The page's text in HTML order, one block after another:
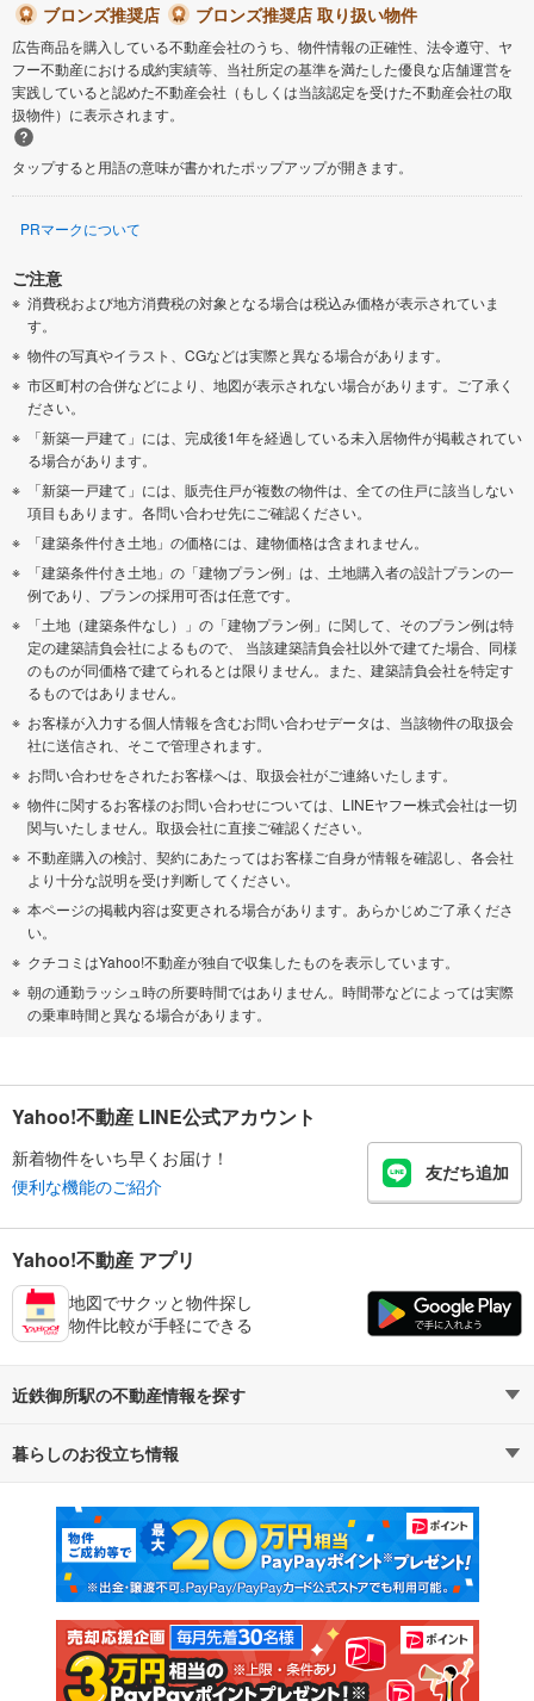
ブロンズ推奨店
ブロンズ推奨店 取り扱い物件
広告商品を購入している不動産会社のうち、物件情報の正確性、法令遵守、ヤ
フー不動産における成約実績等、当社所定の基準を満たした優良な店舗運営を
実践していると認めた不動産会社（もしくは当該認定を受けた不動産会社の取
扱物件）に表示されます。
タップすると用語の意味が書かれたポップアップが開きます。
PRマークについて
ご注意
消費税および地方消費税の対象となる場合は税込み価格が表示されていま
す。
物件の写真やイラスト、CGなどは実際と異なる場合があります。
市区町村の合併などにより、地図が表示されない場合があります。ご了承く
ださい。
「新築一戸建て」には、完成後1年を経過している未入居物件が掲載されてい
る場合があります。
「新築一戸建て」には、販売住戸が複数の物件は、全ての住戸に該当しない
項目もあります。各問い合わせ先にご確認ください。
「建築条件付き土地」の価格には、建物価格は含まれません。
「建築条件付き土地」の「建物プラン例」は、土地購入者の設計プランの一
例であり、プランの採用可否は任意です。
「土地（建築条件なし）」の「建物プラン例」に関して、そのプラン例は特
定の建築請負会社によるもので、 当該建築請負会社以外で建てた場合、同様
のものが同価格で建てられるとは限りません。また、建築請負会社を特定す
るものではありません。
お客様が入力する個人情報を含むお問い合わせデータは、当該物件の取扱会
社に送信され、そこで管理されます。
お問い合わせをされたお客様へは、取扱会社がご連絡いたします。
物件に関するお客様のお問い合わせについては、LINEヤフー株式会社は一切
関与いたしません。取扱会社に直接ご確認ください。
不動産購入の検討、契約にあたってはお客様ご自身が情報を確認し、各会社
より十分な説明を受け判断してください。
本ページの掲載内容は変更される場合があります。あらかじめご了承くださ
い。
クチコミはYahoo!不動産が独自で収集したものを表示しています。
朝の通勤ラッシュ時の所要時間ではありません。時間帯などによっては実際
の乗車時間と異なる場合があります。
Yahoo!不動産 LINE公式アカウント
新着物件をいち早くお届け！
便利な機能のご紹介
友だち追加
Yahoo!不動産 アプリ
地図でサクッと物件探し
物件比較が手軽にできる
近鉄御所駅の不動産情報を探す
不動産・住宅
新築マンション 中古マンション
新築一戸建て 中古一戸建て
注文住宅 土地
暮らしのお役立ち情報
マンションカタログ 教えて！住まいの先生